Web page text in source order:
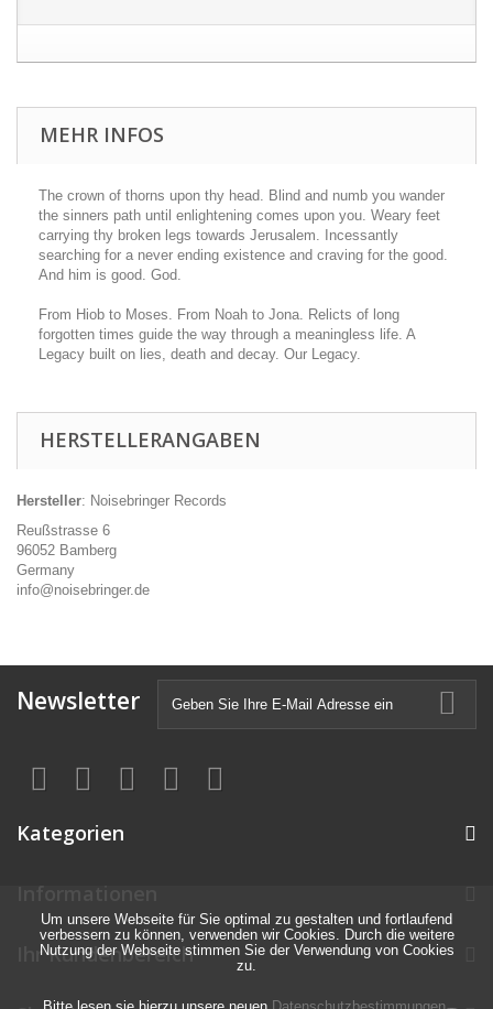
MEHR INFOS
The crown of thorns upon thy head. Blind and numb you wander
the sinners path until enlightening comes upon you. Weary feet
carrying thy broken legs towards Jerusalem. Incessantly
searching for a never ending existence and craving for the good.
And him is good. God.
From Hiob to Moses. From Noah to Jona. Relicts of long
forgotten times guide the way through a meaningless life. A
Legacy built on lies, death and decay. Our Legacy.
HERSTELLERANGABEN
Hersteller: Noisebringer Records
Reußstrasse 6
96052 Bamberg
Germany
info@noisebringer.de
Newsletter
Kategorien
Informationen
Ihr Kundenbereich
Um unsere Webseite für Sie optimal zu gestalten und fortlaufend
verbessern zu können, verwenden wir Cookies. Durch die weitere
Nutzung der Webseite stimmen Sie der Verwendung von Cookies
zu.